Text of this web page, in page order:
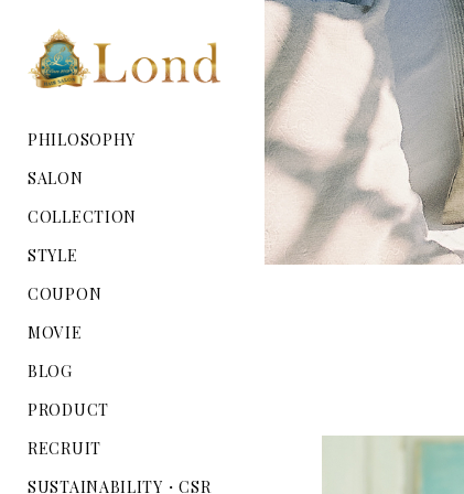
PHILOSOPHY
SALON
COLLECTION
STYLE
COUPON
MOVIE
BLOG
PRODUCT
RECRUIT
SUSTAINABILITY・CSR